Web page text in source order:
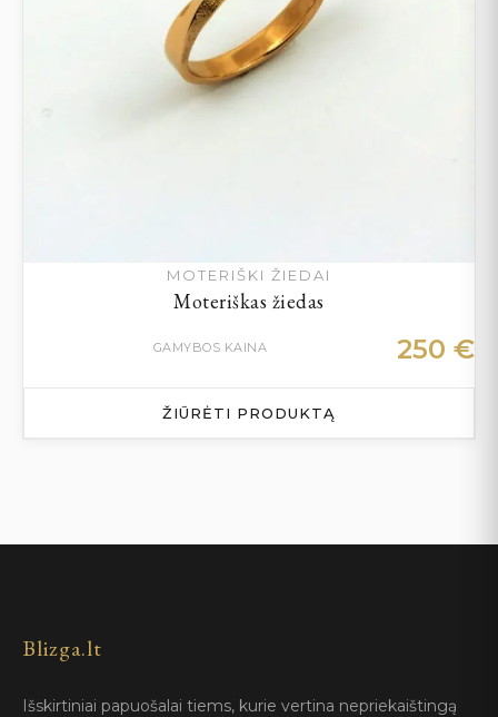
MOTERIŠKI ŽIEDAI
Moteriškas žiedas
GAMYBOS KAINA 250 €
ŽIŪRĖTI PRODUKTĄ
Blizga.lt
Išskirtiniai papuošalai tiems, kurie vertina nepriekaištingą